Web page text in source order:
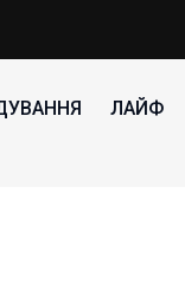
ЛАЙФ